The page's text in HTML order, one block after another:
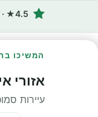
4.5★ · +400 ביקורות Google
המשיכו
אזורי
עיירות